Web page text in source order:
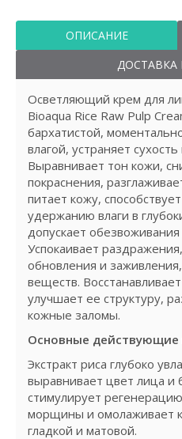
ОПИСАНИЕ
ДОСТАВКА
Осветляющий крем для
Bioaqua Rice Raw Pulp
бархатистой,
влагой, устраняет
Выравнивает тон кожи,
покраснения,
питает кожу,
удержанию влаги в
допускает
Успокаивает
обновления и
веществ.
улучшает ее структуру,
кожные заломы.
Основные действующие
Экстракт риса глубоко
выравнивает цвет лица и
стимулирует
морщины и омолаживает
гладкой и матовой.